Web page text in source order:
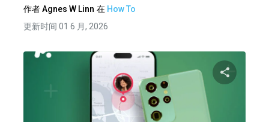
作者Agnes W Linn 在 How To
更新时间 01 6 月, 2026